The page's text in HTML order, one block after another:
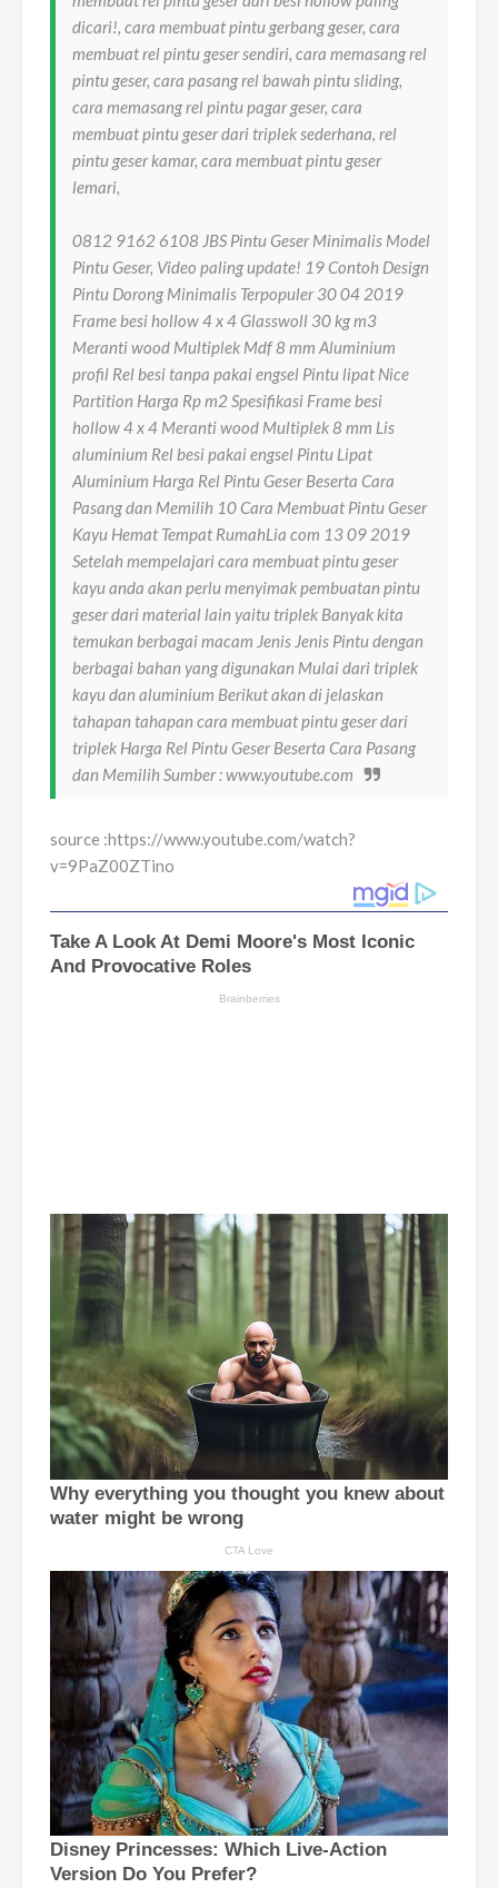
dicari!, cara membuat pintu gerbang geser, cara
membuat rel pintu geser sendiri, cara memasang rel
pintu geser, cara pasang rel bawah pintu sliding,
cara memasang rel pintu pagar geser, cara
membuat pintu geser dari triplek sederhana, rel
pintu geser kamar, cara membuat pintu geser
lemari,
0812 9162 6108 JBS Pintu Geser Minimalis Model
Pintu Geser, Video paling update! 19 Contoh Design
Pintu Dorong Minimalis Terpopuler 30 04 2019
Frame besi hollow 4 x 4 Glasswoll 30 kg m3
Meranti wood Multiplek Mdf 8 mm Aluminium
profil Rel besi tanpa pakai engsel Pintu lipat Nice
Partition Harga Rp m2 Spesifikasi Frame besi
hollow 4 x 4 Meranti wood Multiplek 8 mm Lis
aluminium Rel besi pakai engsel Pintu Lipat
Aluminium Harga Rel Pintu Geser Beserta Cara
Pasang dan Memilih 10 Cara Membuat Pintu Geser
Kayu Hemat Tempat RumahLia com 13 09 2019
Setelah mempelajari cara membuat pintu geser
kayu anda akan perlu menyimak pembuatan pintu
geser dari material lain yaitu triplek Banyak kita
temukan berbagai macam Jenis Jenis Pintu dengan
berbagai bahan yang digunakan Mulai dari triplek
kayu dan aluminium Berikut akan di jelaskan
tahapan tahapan cara membuat pintu geser dari
triplek Harga Rel Pintu Geser Beserta Cara Pasang
dan Memilih Sumber : www.youtube.com
source :https://www.youtube.com/watch?
v=9PaZ00ZTino